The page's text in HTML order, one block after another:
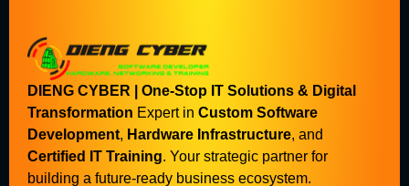
DIENG CYBER | One-Stop IT Solutions & Digital
Transformation Expert in Custom Software
Development, Hardware Infrastructure, and
Certified IT Training. Your strategic partner for
building a future-ready business ecosystem.